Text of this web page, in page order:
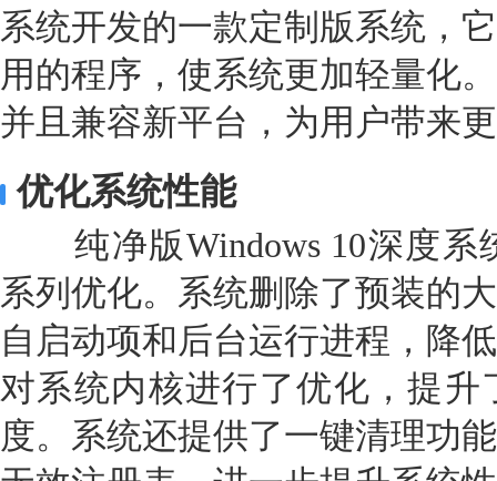
系统开发的一款定制版系统，
用的程序，使系统更加轻量化
并且兼容新平台，为用户带来
优化系统性能
纯净版Windows 10深度系
系列优化。系统删除了预装的
自启动项和后台运行进程，降
对系统内核进行了优化，提
度。系统还提供了一键清理功